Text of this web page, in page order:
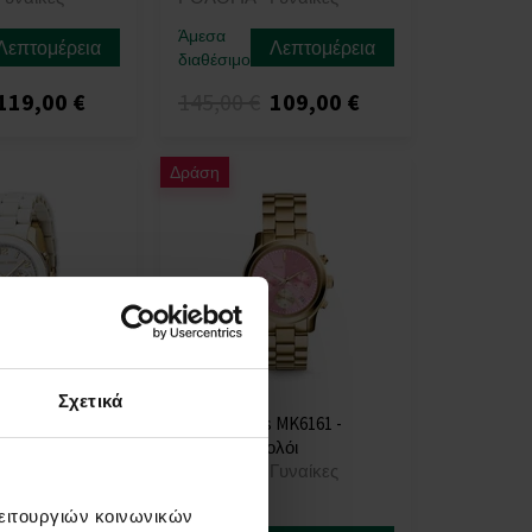
Σχετικά
κοινωνικών
€
Άμεσα
διαθέσιμο
Λεπτομέρεια
109,00 €
Δράση
Michael Kors MK6161 -
Γυναικείο ρολόι
ΡΟΛΟΓΙΑ - Γυναίκες